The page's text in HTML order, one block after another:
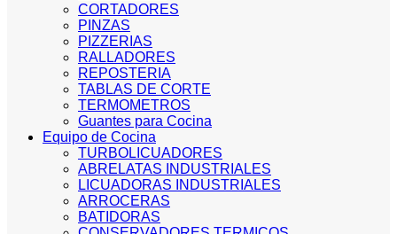
CORTADORES
PINZAS
PIZZERIAS
RALLADORES
REPOSTERIA
TABLAS DE CORTE
TERMOMETROS
Guantes para Cocina
Equipo de Cocina
TURBOLICUADORES
ABRELATAS INDUSTRIALES
LICUADORAS INDUSTRIALES
ARROCERAS
BATIDORAS